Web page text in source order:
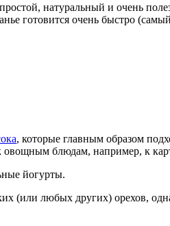
натуральный и очень
готовится очень быстро
, которые главным образом
овощным блюдам, например, к
йогурты.
(или любых других) орехов,